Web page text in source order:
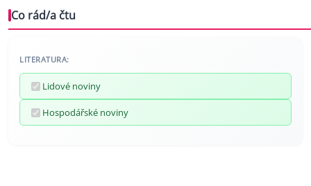
Co rád/a čtu
LITERATURA:
Lidové noviny
Hospodářské noviny